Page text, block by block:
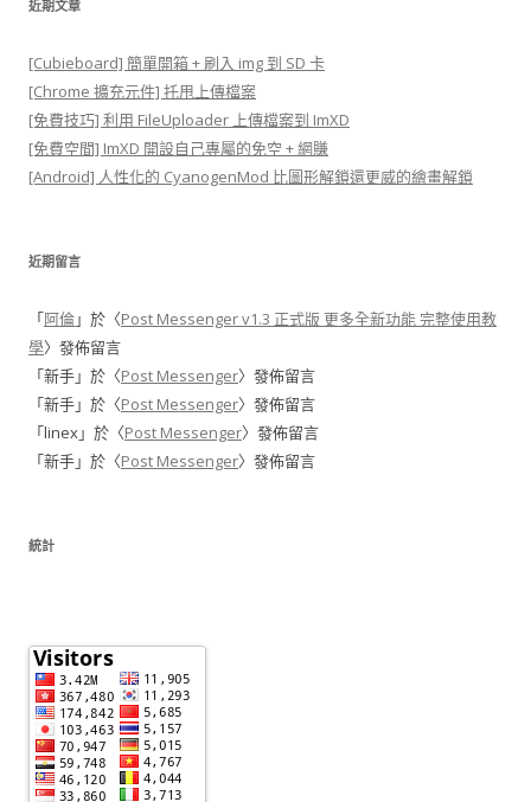
近期文章
[Cubieboard] 簡單開箱 + 刷入 img 到 SD 卡
[Chrome 擴充元件] 托甩上傳檔案
[免費技巧] 利用 FileUploader 上傳檔案到 ImXD
[免費空間] ImXD 開設自己專屬的免空 + 網賺
[Android] 人性化的 CyanogenMod 比圖形解鎖還更威的繪畫解鎖
近期留言
「阿倫」於〈Post Messenger v1.3 正式版 更多全新功能 完整使用教
學〉發佈留言
「新手」於〈Post Messenger〉發佈留言
「新手」於〈Post Messenger〉發佈留言
「linex」於〈Post Messenger〉發佈留言
「新手」於〈Post Messenger〉發佈留言
統計